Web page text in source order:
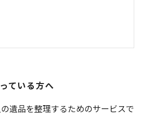
ている方へ
遺品を整理するためのサービスで